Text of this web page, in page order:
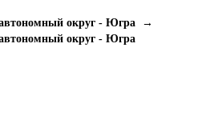
округ - Югра
→
округ - Югра